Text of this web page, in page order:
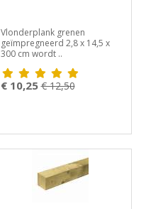
Vlonderplank grenen
geïmpregneerd 2,8 x 14,5 x
300 cm wordt ..
€ 10,25 € 12,50